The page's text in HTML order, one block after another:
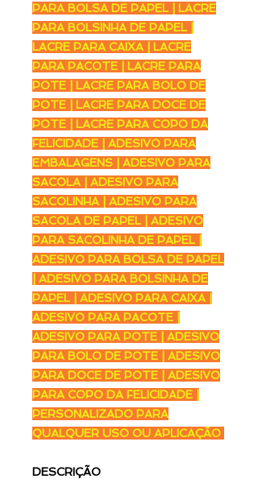
PARA BOLSA DE PAPEL | LACRE
PARA BOLSINHA DE PAPEL |
LACRE PARA CAIXA | LACRE
PARA PACOTE | LACRE PARA
POTE | LACRE PARA BOLO DE
POTE | LACRE PARA DOCE DE
POTE | LACRE PARA COPO DA
FELICIDADE | ADESIVO PARA
EMBALAGENS | ADESIVO PARA
SACOLA | ADESIVO PARA
SACOLINHA | ADESIVO PARA
SACOLA DE PAPEL | ADESIVO
PARA SACOLINHA DE PAPEL |
ADESIVO PARA BOLSA DE PAPEL
| ADESIVO PARA BOLSINHA DE
PAPEL | ADESIVO PARA CAIXA |
ADESIVO PARA PACOTE |
ADESIVO PARA POTE | ADESIVO
PARA BOLO DE POTE | ADESIVO
PARA DOCE DE POTE | ADESIVO
PARA COPO DA FELICIDADE |
PERSONALIZADO PARA
QUALQUER USO OU APLICAÇÃO
DESCRIÇÃO